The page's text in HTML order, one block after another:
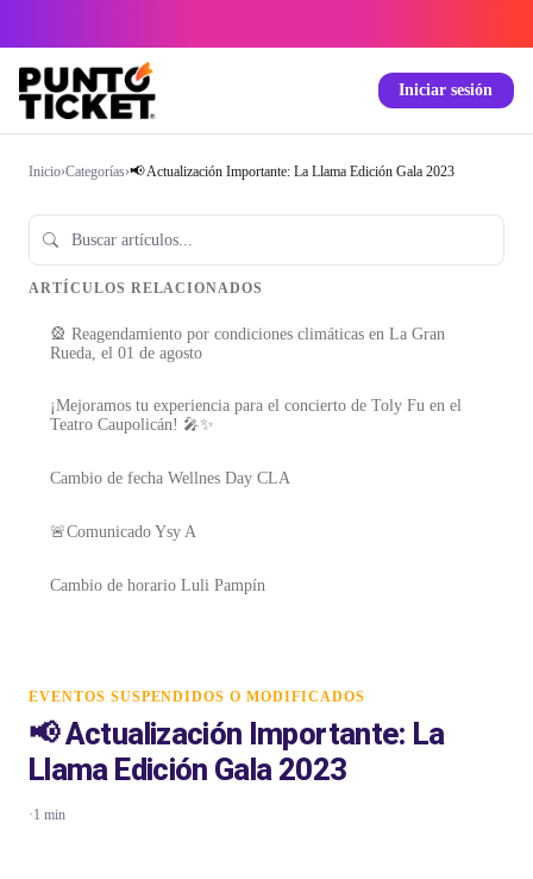
Iniciar sesión
Inicio›Categorías›📢 Actualización Importante: La Llama Edición Gala 2023
ARTÍCULOS RELACIONADOS
🎡 Reagendamiento por condiciones climáticas en La Gran
Rueda, el 01 de agosto
¡Mejoramos tu experiencia para el concierto de Toly Fu en el
Teatro Caupolicán! 🎤✨
Cambio de fecha Wellnes Day CLA
🚨Comunicado Ysy A
Cambio de horario Luli Pampín
EVENTOS SUSPENDIDOS O MODIFICADOS
📢 Actualización Importante: La
Llama Edición Gala 2023
·1 min